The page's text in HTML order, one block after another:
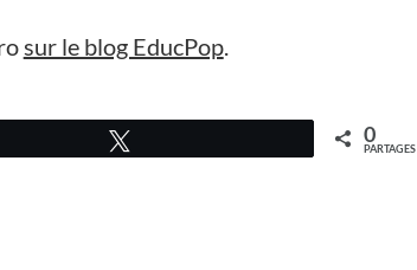
sur le blog EducPop.
0
PARTAGES